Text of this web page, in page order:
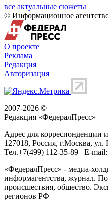
все актуальные сюжеты
© Информационное
О проекте
Реклама
Редакция
Авторизация
2007-2026 ©
Редакция «ФедералПресс»
Адрес для корреспонденции
127018, Россия, г.Москва, ул.
Тел.+7(499) 112-35-89 E-mail:
«ФедералПресс» - медиа-
информагентства, журнал.
происшествия, общество.
регионов РФ